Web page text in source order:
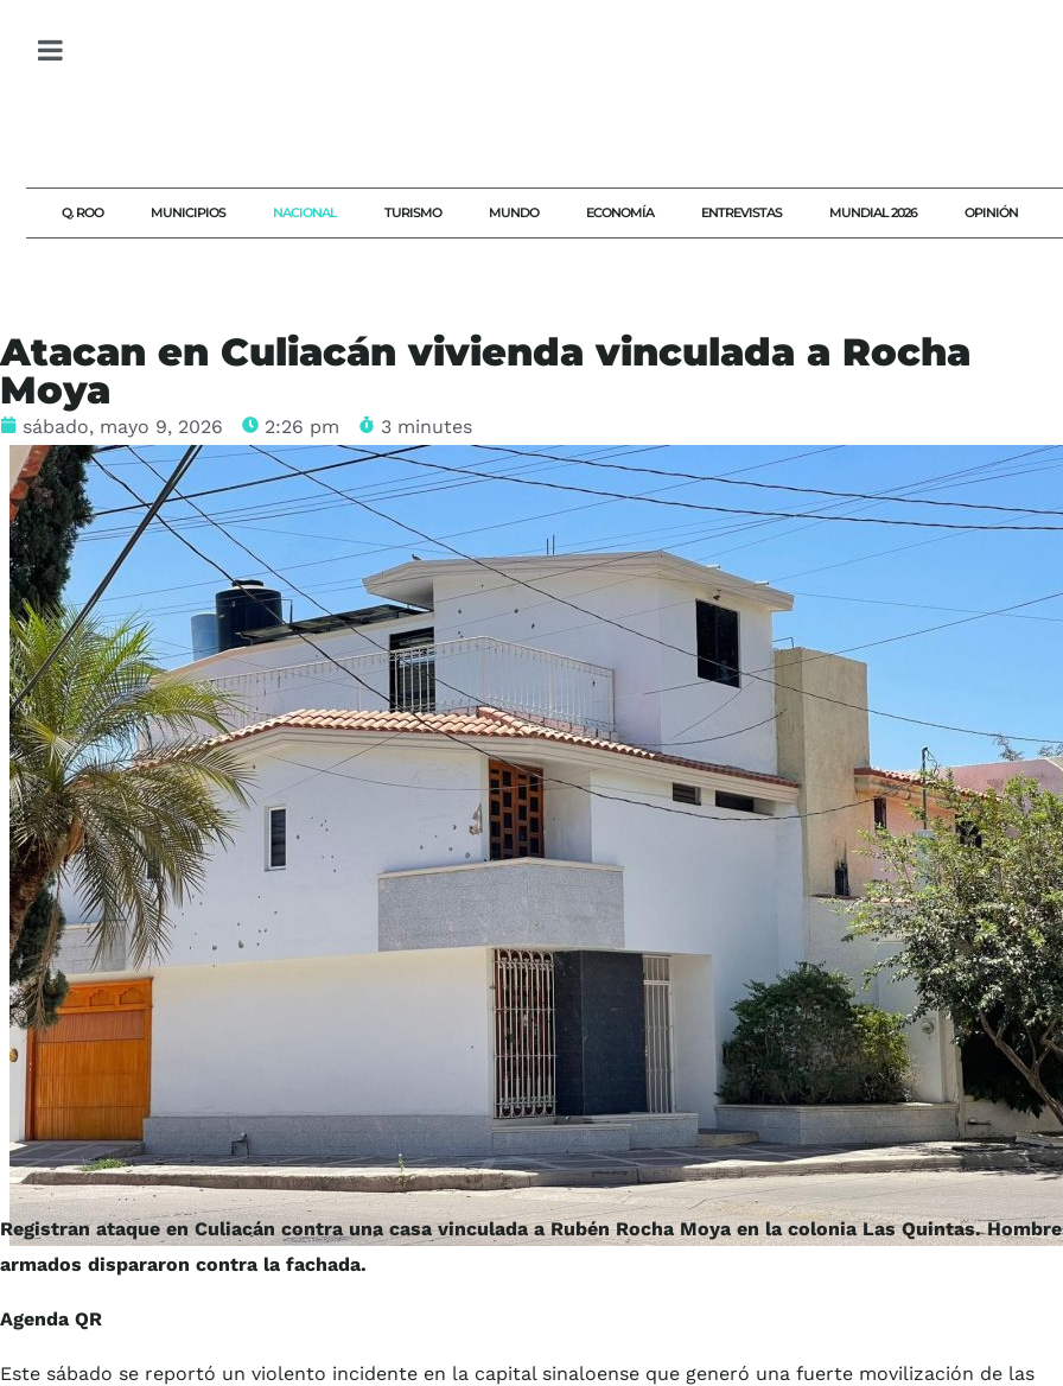
Q. ROO MUNICIPIOS NACIONAL TURISMO MUNDO ECONOMÍA ENTREVISTAS MUNDIAL 2026 OPINIÓN
Atacan en Culiacán vivienda vinculada a Rocha
Moya
sábado, mayo 9, 2026 2:26 pm 3 minutes
Registran ataque en Culiacán contra una casa vinculada a Rubén Rocha Moya en la colonia Las Quintas.
armados dispararon contra la fachada.
Agenda QR
Este sábado se reportó un violento incidente en la capital sinaloense que generó una fuerte movilización de las